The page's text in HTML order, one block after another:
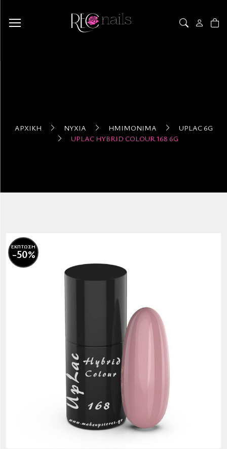
ΑΡΧΙΚΉ ΝΎΧΙΑ ΗΜΙΜΌΝΙΜΑ
UPLAC 6G
UPLAC HYBRID COLOUR 168 6G
ΕΚΠΤΩΣΗ
-50%